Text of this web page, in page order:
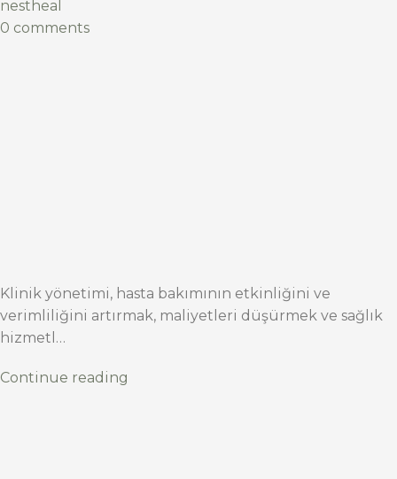
nestheal
0 comments
Klinik yönetimi, hasta bakımının etkinliğini ve
verimliliğini artırmak, maliyetleri düşürmek ve sağlık
hizmetl…
Continue reading